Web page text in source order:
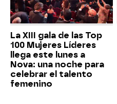
La XIII gala de las Top
100 Mujeres Líderes
llega este lunes a
Nova: una noche para
celebrar el talento
femenino